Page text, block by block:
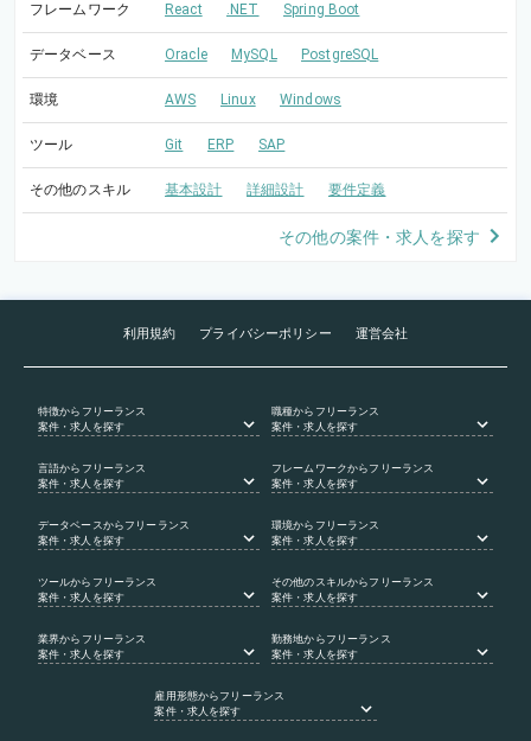
フレームワーク React .NET Spring Boot
データベース Oracle MySQL PostgreSQL
環境 AWS Linux Windows
ツール Git ERP SAP
その他のスキル 基本設計 詳細設計 要件定義
その他の案件・求人を探す
利用規約 プライバシーポリシー 運営会社
特徴からフリーランス
案件・求人を探す
職種からフリーランス
案件・求人を探す
言語からフリーランス
案件・求人を探す
フレームワークからフリーランス
案件・求人を探す
データベース からフリーランス
案件・求人を探す
環境からフリーランス
案件・求人を探す
ツールからフリーランス
案件・求人を探す
その他のスキルからフリーランス
案件・求人を探す
業界からフリーランス
案件・求人を探す
勤務地からフリーランス
案件・求人を探す
雇用形態からフリーランス
案件・求人を探す